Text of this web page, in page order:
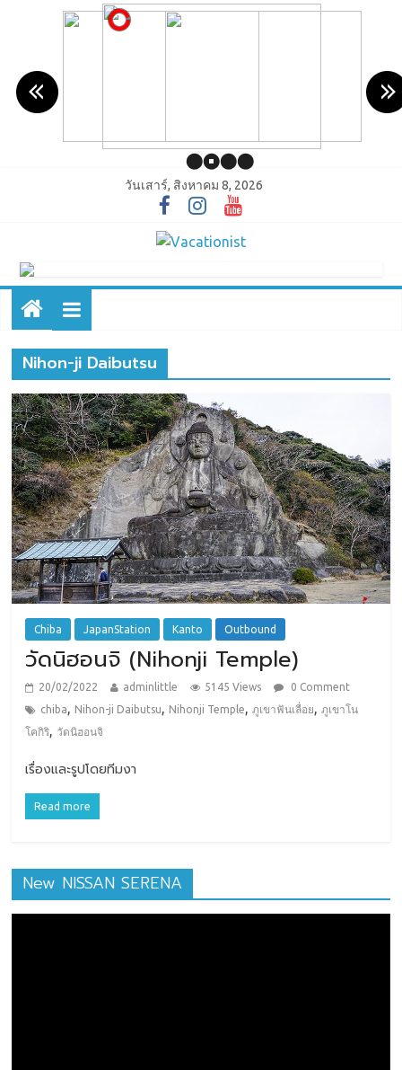
วันเสาร์, สิงหาคม 8, 2026
Nihon-ji Daibutsu
Chiba JapanStation Kanto Outbound
วัดนิฮอนจิ (Nihonji Temple)
20/02/2022 adminlittle 5145 Views
0 Comment
chiba, Nihon-ji Daibutsu, Nihonji Temple,ภูเขาฟันเลื่อย,ภูเขาโน
โคกิริ, วัดนิฮอนจิ
เรื่องและรูปโดยทีมงา
Read more
New NISSAN SERENA